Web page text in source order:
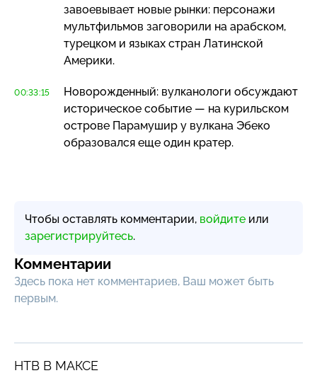
завоевывает новые рынки: персонажи
мультфильмов заговорили на арабском,
турецком и языках стран Латинской
Америки.
00:33:15
Новорожденный: вулканологи обсуждают
историческое событие — на курильском
острове Парамушир у вулкана Эбеко
образовался еще один кратер.
Чтобы оставлять комментарии, войдите или
зарегистрируйтесь.
Комментарии
Здесь пока нет комментариев, Ваш может быть
первым.
НТВ В МАКСЕ